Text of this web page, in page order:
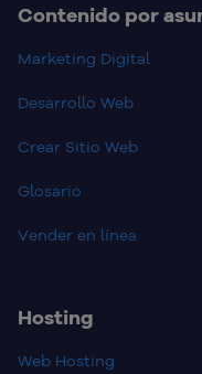
Contenido por
Marketing Digital
Desarrollo Web
Crear Sitio Web
Glosario
Vender en línea
Hosting
Web Hosting